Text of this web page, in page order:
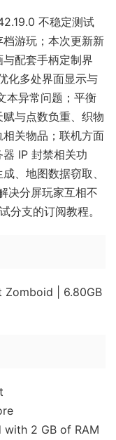
不稳定测试
游玩；本次更新新
配套手柄定制界
化多处界面显示与
本异常问题；平衡
与点数负重、织物
关物品；联机方面
器 IP 封禁相关功
、地图数据窃取、
决分屏玩家互相不
分支的订阅教程。
Zomboid | 6.80GB
2 GB of RAM